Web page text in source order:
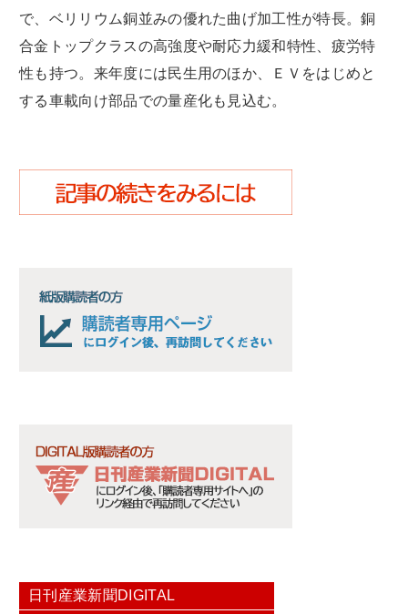
で、ベリリウム銅並みの優れた曲げ加工性が特長。銅
合金トップクラスの高強度や耐応力緩和特性、疲労特
性も持つ。来年度には民生用のほか、ＥＶをはじめと
する車載向け部品での量産化も見込む。
日刊産業新聞DIGITAL